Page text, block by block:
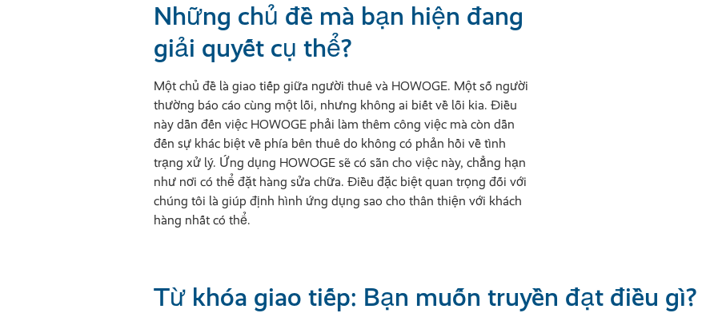
Những chủ đề mà bạn hiện đang
giải quyết cụ thể?
Một chủ đề là giao tiếp giữa người thuê và HOWOGE. Một số người
thường báo cáo cùng một lỗi, nhưng không ai biết về lỗi kia. Điều
này dẫn đến việc HOWOGE phải làm thêm công việc mà còn dẫn
đến sự khác biệt về phía bên thuê do không có phản hồi về tình
trạng xử lý. Ứng dụng HOWOGE sẽ có sẵn cho việc này, chẳng hạn
như nơi có thể đặt hàng sửa chữa. Điều đặc biệt quan trọng đối với
chúng tôi là giúp định hình ứng dụng sao cho thân thiện với khách
hàng nhất có thể.
Từ khóa giao tiếp: Bạn muốn truyền đạt điều gì?